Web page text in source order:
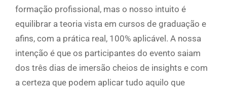
formação profissional, mas o nosso intuito é
equilibrar a teoria vista em cursos de graduação e
afins, com a prática real, 100% aplicável. A nossa
intenção é que os participantes do evento saiam
dos três dias de imersão cheios de insights e com
a certeza que podem aplicar tudo aquilo que